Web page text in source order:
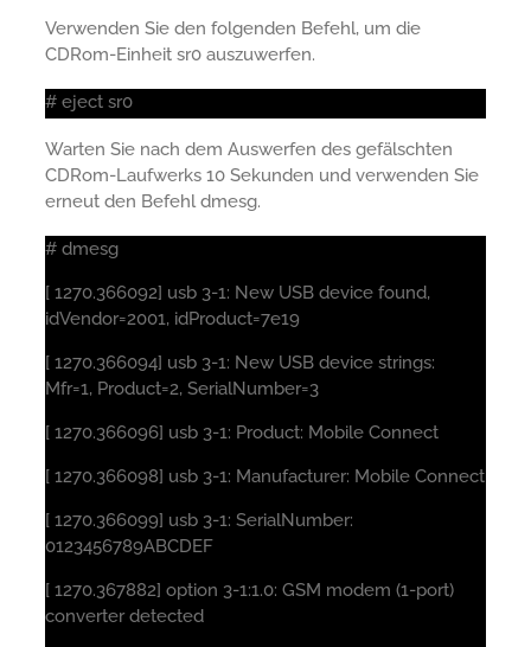
Verwenden Sie den folgenden Befehl, um die
CDRom-Einheit sr0 auszuwerfen.
# eject sr0
Warten Sie nach dem Auswerfen des gefälschten
CDRom-Laufwerks 10 Sekunden und verwenden Sie
erneut den Befehl dmesg.
# dmesg
[ 1270.366092] usb 3-1: New USB device found,
idVendor=2001, idProduct=7e19
[ 1270.366094] usb 3-1: New USB device strings:
Mfr=1, Product=2, SerialNumber=3
[ 1270.366096] usb 3-1: Product: Mobile Connect
[ 1270.366098] usb 3-1: Manufacturer: Mobile Connect
[ 1270.366099] usb 3-1: SerialNumber:
0123456789ABCDEF
[ 1270.367882] option 3-1:1.0: GSM modem (1-port)
converter detected